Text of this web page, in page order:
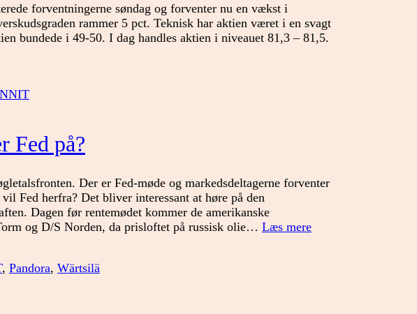
forventningerne søndag og forventer nu en vækst i
rammer 5 pct. Teknisk har aktien været i en svagt
bundede i 49-50. I dag handles aktien i niveauet 81,3 – 81,5.
Har
NNIT
Fed på?
Der er Fed-møde og markedsdeltagerne forventer
Fed herfra? Det bliver interessant at høre på den
Dagen før rentemødet kommer de amerikanske
og D/S Norden, da prisloftet på russisk olie… Læs mereVigtig
, Pandora, Wärtsilä